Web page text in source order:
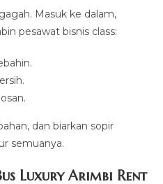
Masuk ke dalam,
pesawat bisnis class:
dan biarkan sopir
semuanya.
Luxury Arimbi Rent